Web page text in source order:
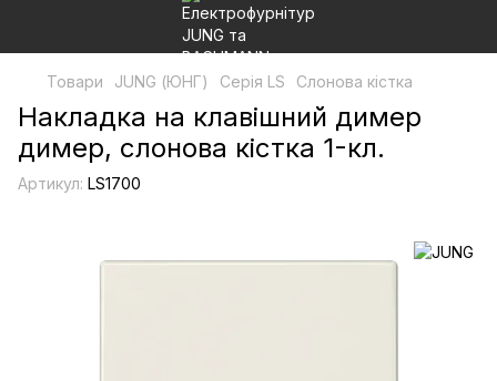
Товари JUNG (ЮНГ) Серія LS Слонова кістка
Накладка на клавішний димер
димер, слонова кістка 1-кл.
Артикул: LS1700